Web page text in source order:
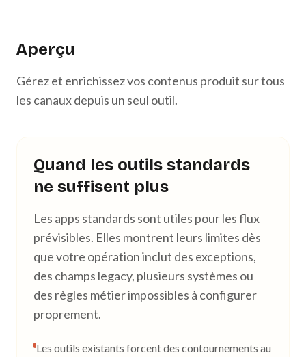
Aperçu
Gérez et enrichissez vos contenus produit sur tous
les canaux depuis un seul outil.
Quand les outils standards
ne suffisent plus
Les apps standards sont utiles pour les flux
prévisibles. Elles montrent leurs limites dès
que votre opération inclut des exceptions,
des champs legacy, plusieurs systèmes ou
des règles métier impossibles à configurer
proprement.
Les outils existants forcent des contournements au